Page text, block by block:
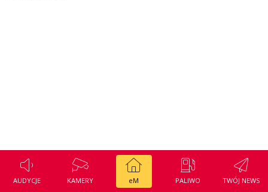
AUDYCJE KAMERY eM PALIWO TWÓJ NEWS